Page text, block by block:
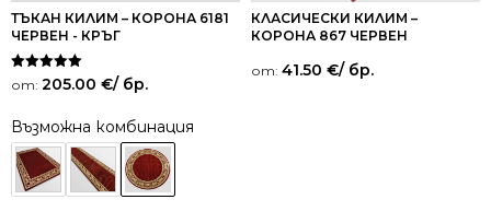
ТЪКАН КИЛИМ – КОРОНА 6181
ЧЕРВЕН - КРЪГ
Оценено на
5.00
от: 205.00 €/ бр.
Възможна комбинация
КЛАСИЧЕСКИ КИЛИМ –
КОРОНА 867 ЧЕРВЕН
от: 41.50 €/ бр.